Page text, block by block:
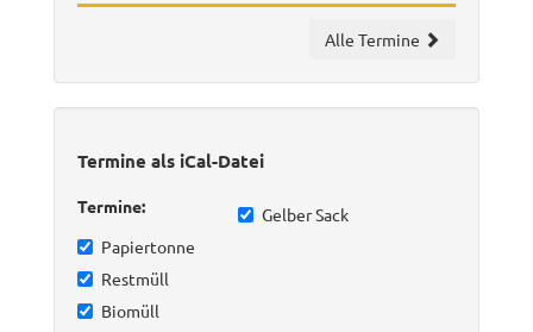
Alle Termine
Termine als iCal-Datei
Termine:
Gelber Sack
Papiertonne
Restmüll
Biomüll